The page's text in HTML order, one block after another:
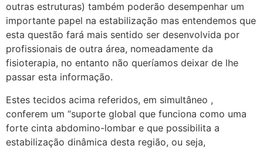
outras estruturas) também poderão desempenhar um
importante papel na estabilização mas entendemos que
esta questão fará mais sentido ser desenvolvida por
profissionais de outra área, nomeadamente da
fisioterapia, no entanto não queríamos deixar de lhe
passar esta informação.
Estes tecidos acima referidos, em simultâneo ,
conferem um “suporte global que funciona como uma
forte cinta abdomino-lombar e que possibilita a
estabilização dinâmica desta região, ou seja,